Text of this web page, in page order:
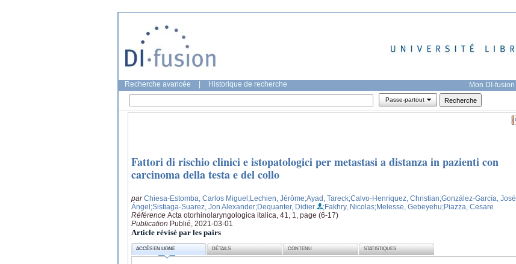
Recherche avancée Historique de recherche Mon DI-fusion
Passe-partout
Fattori di rischio clinici e istopatologici per metastasi a distanza in pazienti con
carcinoma della testa e del collo
parChiesa-Estomba, Carlos Miguel;Lechien, Jérôme;Ayad, Tareck;Calvo-Henriquez, Christian;González-García, José
Ángel;Sistiaga-Suarez, Jon Alexander;Dequanter, Didier ;Fakhry, Nicolas;Melesse, Gebeyehu;Piazza, Cesare
Référence Acta otorhinolaryngologica italica, 41, 1, page (6-17)
Publication Publié, 2021-03-01
Article révisé par les pairs
ACCÈS EN LIGNE DÉTAILS CONTENU STATISTIQUES